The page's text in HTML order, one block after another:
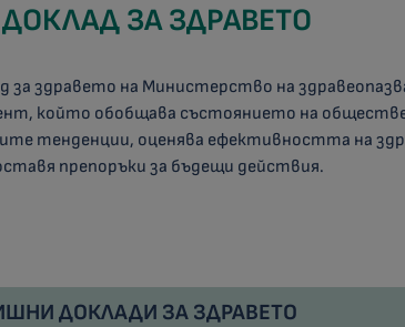
ЗА ЗДРАВЕТО
за здравето на Министерство на
който обобщава състоянието на
тенденции, оценява ефективността на
препоръки за бъдещи действия.
ДОКЛАДИ ЗА ЗДРАВЕТО